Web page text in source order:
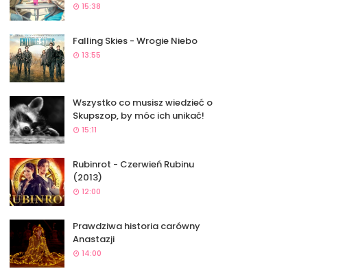
15:38
Falling Skies - Wrogie Niebo
13:55
Wszystko co musisz wiedzieć o
Skupszop, by móc ich unikać!
15:11
Rubinrot - Czerwień Rubinu
(2013)
12:00
Prawdziwa historia carówny
Anastazji
14:00